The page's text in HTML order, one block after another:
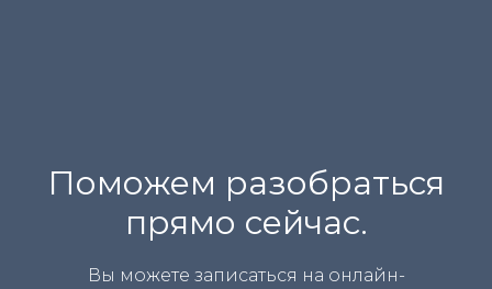
Поможем разобраться
прямо сейчас.
Вы можете записаться на онлайн-